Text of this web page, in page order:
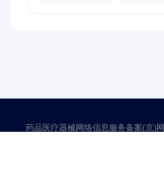
药品医疗器械网络信息服务备案(京)